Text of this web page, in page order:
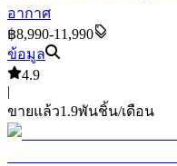
อากาศ
฿8,990-11,990
ข้อมูล
4.9
|
ขายแล้ว1.9พันชิ้น/เดือน